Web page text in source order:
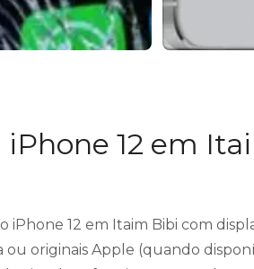
iPhone 12 em
iPhone 12 em Itaim Bibi com
ou originais Apple (quando